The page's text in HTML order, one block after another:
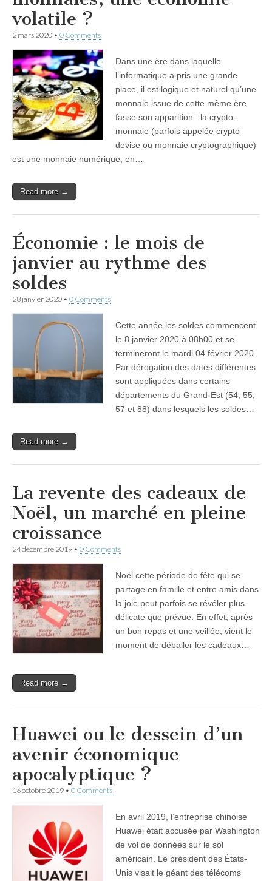
volatile ?
2 mars 2020 • 0 Comments
Dans une ère dans laquelle
l’informatique a pris une grande
place, il est logique et naturel qu’une
monnaie issue de cette même ère
fasse son apparition : la crypto-
monnaie (parfois appelée crypto-
devise ou monnaie cryptographique)
est une monnaie numérique, en…
Read more →
Économie : le mois de
janvier au rythme des
soldes
28 janvier 2020 • 0 Comments
Cette année les soldes commencent
le 8 janvier 2020 à 08h00 et se
termineront le mardi 04 février 2020.
Par dérogation des dates différentes
sont appliquées dans certains
départements du Grand-Est (54, 55,
57 et 88) dans lesquels les soldes…
Read more →
La revente des cadeaux de
Noël, un marché en pleine
croissance
24 décembre 2019 • 0 Comments
Noël cette période de fête qui se
partage en famille et entre amis dans
la joie peut parfois se révéler plus
délicate que prévue. En effet, après
un bon repas et une veillée, vient le
moment de déballer les cadeaux…
Read more →
Huawei ou le dessein d’un
avenir économique
apocalyptique ?
16 octobre 2019 • 0 Comments
En avril 2019, l’entreprise chinoise
Huawei était accusée par Washington
de vol de données sur le sol
américain. Le président des États-
Unis visait le géant des télécoms